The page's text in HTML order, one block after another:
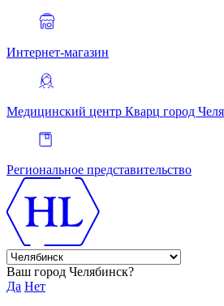
Интернет-магазин
Медицинский центр Кварц город
Региональное представительство
Ваш город Челябинск?
Да Нет